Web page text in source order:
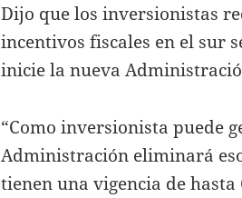
Dijo que los inversionistas
incentivos fiscales en el sur
inicie la nueva
“Como inversionista puede
Administración eliminará
tienen una vigencia de